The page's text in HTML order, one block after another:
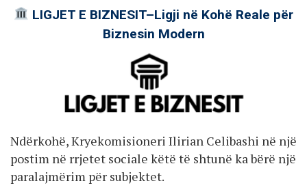
LIGJET E BIZNESIT–Ligji në Kohë Reale për
Biznesin Modern
Ndërkohë, Kryekomisioneri Ilirian Celibashi në një
postim në rrjetet sociale këtë të shtunë ka bërë një
paralajmërim për subjektet.